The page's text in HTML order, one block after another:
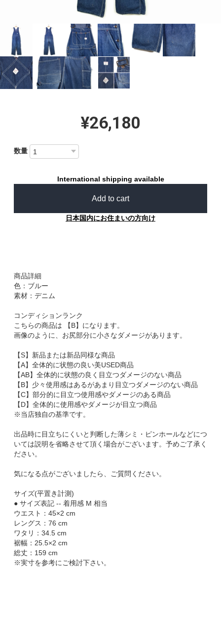
¥26,180
数量
International shipping available
Add to cart
日本国内にお住まいの方向け
商品詳細
色：ブルー
素材：デニム
コンディションランク
こちらの商品は 【B】になります。
画像のように、お尻部分に小さなダメージがあります。
【S】新品または新品同様な商品
【A】全体的に状態の良い美USED商品
【AB】全体的に状態の良く目立つダメージのない商品
【B】少々使用感はあるがあまり目立つダメージのない商品
【C】部分的に目立つ使用感やダメージのある商品
【D】全体的に使用感やダメージが目立つ商品
※当店独自の基準です。
出品時に目立ちにくいと判断した薄シミ・ピンホールなどにつ
いては説明を省略させて頂く場合がございます。予めご了承く
ださい。
気になる点がございましたら、ご質問ください。
サイズ(平置き計測)
● サイズ表記 -- 着用感 M 相当
ウエスト：45×2 cm
レングス：76 cm
ワタリ：34.5 cm
裾幅：25.5×2 cm
総丈：159 cm
※実寸を参考にご検討下さい。